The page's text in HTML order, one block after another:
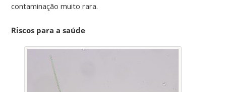
contaminação muito rara.
Riscos para a saúde